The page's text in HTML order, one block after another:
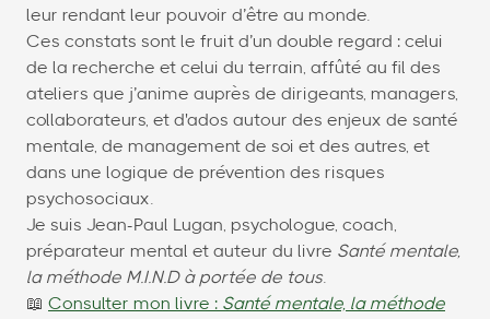
leur rendant leur pouvoir d’être au monde.
Ces constats sont le fruit d’un double regard : celui
de la recherche et celui du terrain, affûté au fil des
ateliers que j’anime auprès de dirigeants, managers,
collaborateurs, et d'ados autour des enjeux de santé
mentale, de management de soi et des autres, et
dans une logique de prévention des risques
psychosociaux.
Je suis Jean-Paul Lugan, psychologue, coach,
préparateur mental et auteur du livre Santé mentale,
la méthode M.I.N.D à portée de tous.
📖 Consulter mon livre : Santé mentale, la méthode